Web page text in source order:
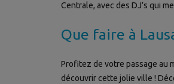
Centrale, avec des DJ’s qui
Que faire à
Profitez de votre passage au
découvrir cette jolie ville !